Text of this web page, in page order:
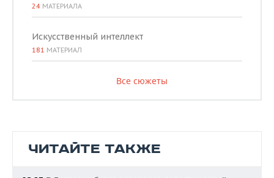
24 МАТЕРИАЛА
Искусственный интеллект
181 МАТЕРИАЛ
Все сюжеты
ЧИТАЙТЕ ТАКЖЕ